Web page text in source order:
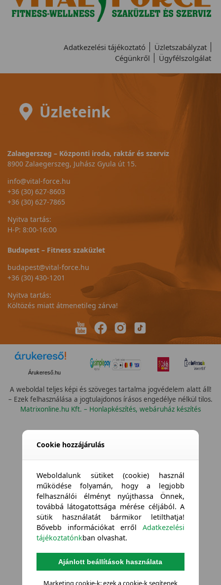
Adatkezelési tájékoztató
Üzletszabályzat
Cégünkről
Ügyfélszolgálat
Üzleteink
Zalaegerszeg – Központi iroda, raktár és szerviz
8900 Zalaegerszeg, Juhász Gyula út 15.
info@vital-force.hu
+36 (30) 627-8603
+36 (30) 627-7865
Nyitva tartás:
H-P: 8:00-16:00
Budapest – Fitness szaküzlet
budapest@vital-force.hu
+36 (30) 430-1201
Nyitva tartás:
Költözés miatt átmenetileg zárva!
Árukereső.hu
A weboldal teljes képi és szöveges tartalma jogvédelem alatt áll!
– Ezek felhasználása a jogtulajdonos írásos engedélye nélkül tilos.
Matrixonline.hu Kft. – Honlapkészítés, webáruház készítés
Cookie hozzájárulás
Weboldalunk sütiket (cookie) használ
működése folyamán, hogy a legjobb
felhasználói élményt nyújthassa Önnek,
továbbá látogatottsága mérése céljából. A
sütik használatát bármikor letilthatja!
Bővebb információkat errőlAdatkezelési
tájékoztatónkban olvashat.
Ajánlott beállítások használata
Marketing cookie-k: ezek a cookie-k segítenek
Összes célterület